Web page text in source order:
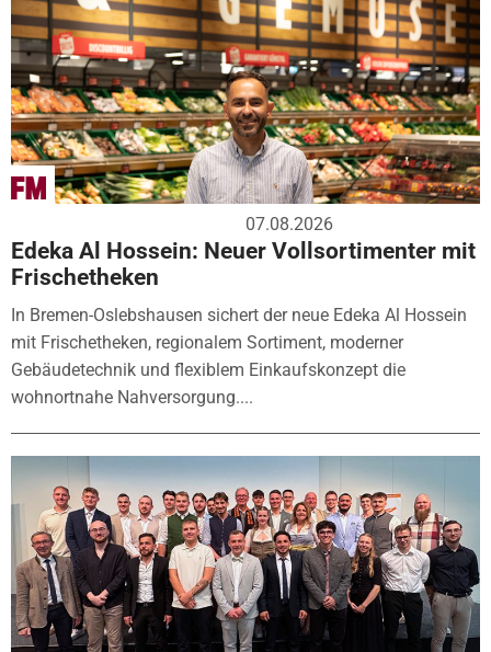
07.08.2026
Edeka Al Hossein: Neuer Vollsortimenter mit
Frischetheken
In Bremen-Oslebshausen sichert der neue Edeka Al Hossein
mit Frischetheken, regionalem Sortiment, moderner
Gebäudetechnik und flexiblem Einkaufskonzept die
wohnortnahe Nahversorgung....